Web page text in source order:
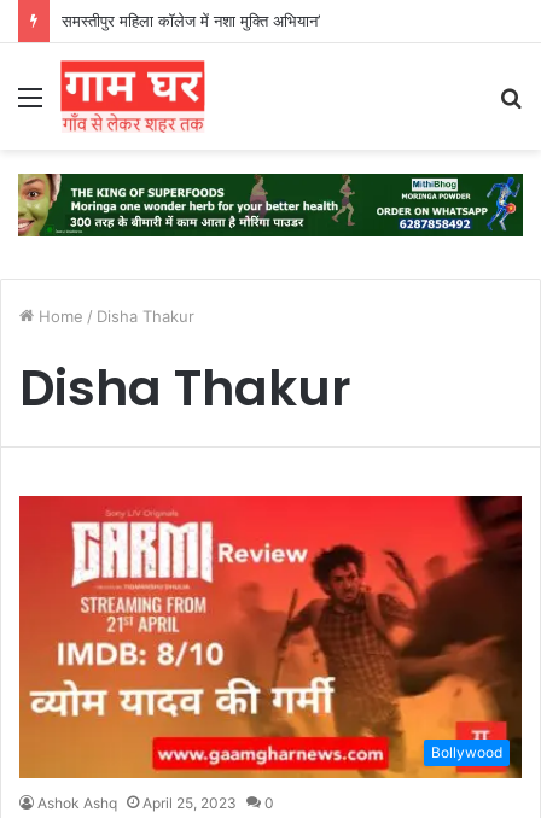
समस्तीपुर महिला कॉलेज में नशा मुक्ति अभियान’
Menu
Home / Disha Thakur
Disha Thakur
Bollywood
Ashok Ashq April 25, 2023 0